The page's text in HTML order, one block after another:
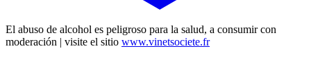
El abuso de alcohol es peligroso para la salud, a consumir con
moderación | visite el sitio www.vinetsociete.fr